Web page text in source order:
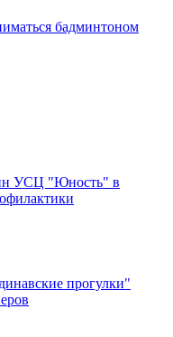
бадминтоном
УСЦ "Юность" в
прогулки"